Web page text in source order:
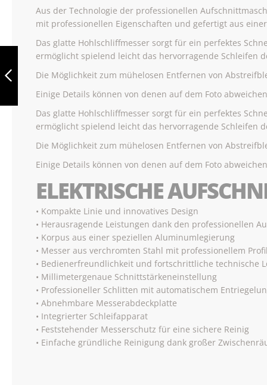
BERKEL RED LINE
220 WEISS
Aus der Technologie der professionellen
mit professionellen Eigenschaften und gefertigt aus
Das glatte Hohlschliffmesser sorgt für ein perfektes
ermöglicht spielend leicht das hervorragende Schleifen
Die Möglichkeit zum mühelosen Entfernen von
Einige Details können von denen auf dem Foto
Das glatte Hohlschliffmesser sorgt für ein perfektes
ermöglicht spielend leicht das hervorragende Schleifen
Die Möglichkeit zum mühelosen Entfernen von
Einige Details können von denen auf dem Foto
ELEKTRISCHE
• Kompakte Linie und innovatives Design
• Herausragende Leistungen dank den professionellen
• Korpus aus einer speziellen Aluminumlegierung
• Messer aus verchromten Stahl mit professionellem Profil
• Bedienerfreundlichkeit und fortschrittliche technische
• Millimetergenaue Schnittstärkeneinstellung
• Professioneller Schlitten mit automatischem
• Abnehmbare Messerabdeckplatte
• Integrierter Schleifapparat
• Feststehender Messerschutz für eine sichere Reinig
• Einfache gründliche Reinigung dank großer